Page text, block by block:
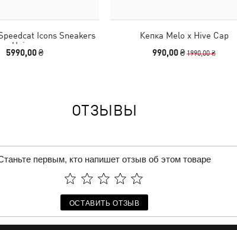
Icons Sneakers
Unisex
5990,00 ₴
Кепка Melo x Hive Cap
990,00 ₴1990,00 ₴
ОТЗЫВЫ
первым, кто напишет отзыв об этом товаре
ОСТАВИТЬ ОТЗЫВ